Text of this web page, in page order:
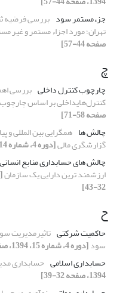
جزءمستمر سود بررسی فرضیه
تهران؛ مورد اجزاء مستمر و غیر
صفحه 44-57]
چ
چارچوب کنترل داخلی بررسی
کنترل‌هایداخلی بر اساس
صفحه 58-71]
چالش ها همگرایی بین المللی و
گزارشگری مالی[دوره 4، شماره 14، 1394، صفحه 74-83]
چالش های حسابداری منابع انسانی
ارزشمند ترین دارایی یک سازمان
32-43]
ح
حاکمیت شرکتی تاثیرمدیریت
سود[دوره 4، شماره 15، 1394، صفحه 44-57]
حسابداری اسلامی حسابداری
1394، صفحه 32-39]